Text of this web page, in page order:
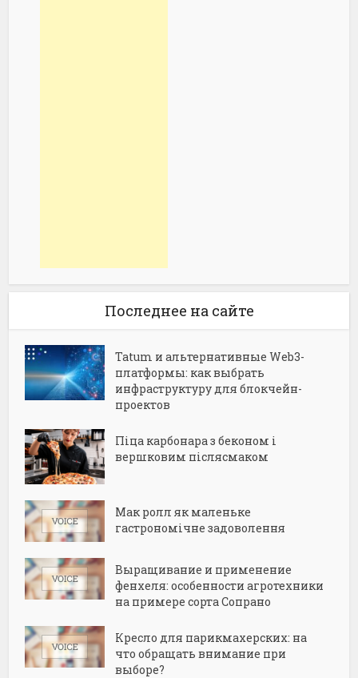
Последнее на сайте
Tatum и альтернативные Web3-
платформы: как выбрать
инфраструктуру для блокчейн-
проектов
Піца карбонара з беконом і
вершковим післясмаком
Мак ролл як маленьке
гастрономічне задоволення
Выращивание и применение
фенхеля: особенности агротехники
на примере сорта Сопрано
Кресло для парикмахерских: на
что обращать внимание при
выборе?